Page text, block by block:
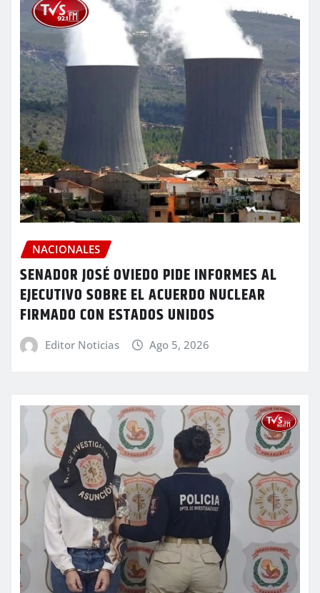
NACIONALES
SENADOR JOSÉ OVIEDO PIDE INFORMES AL
EJECUTIVO SOBRE EL ACUERDO NUCLEAR
FIRMADO CON ESTADOS UNIDOS
Editor Noticias Ago 5, 2026